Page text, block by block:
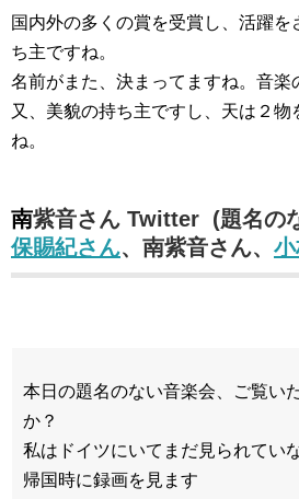
国内外の多くの賞を受賞し、活躍
ち主ですね。
名前がまた、決まってますね。音楽
又、美貌の持ち主ですし、天は２物
ね。
南紫音さん Twitter (題名の
保賜紀さん、南紫音さん、
本日の題名のない音楽会、ご覧い
か？
私はドイツにいてまだ見られてい
帰国時に録画を見ます